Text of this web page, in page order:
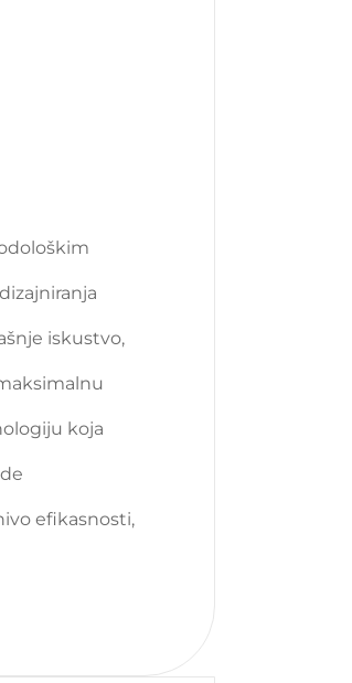
iskustvo,
koja
efikasnosti,